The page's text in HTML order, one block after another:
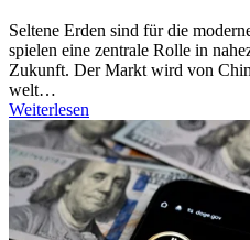
Seltene Erden sind für die
spielen eine zentrale Rolle in
Zukunft. Der Markt wird von
welt…
Weiterlesen